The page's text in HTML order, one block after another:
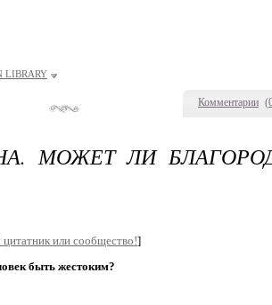
Комментарии (
LIBRARY
МОЖЕТ ЛИ
цитатник или сообщество!]
быть жестоким?